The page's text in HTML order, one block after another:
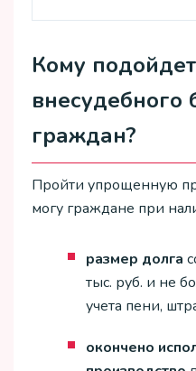
Кому
внесудебного
граждан?
Пройти упрощенную
могу граждане при
размер долга
тыс. руб. и не
учета пени,
окончено